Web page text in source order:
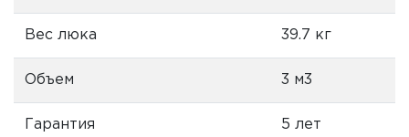
Вес люка 39.7 кг
Объем 3 м3
Гарантия 5 лет